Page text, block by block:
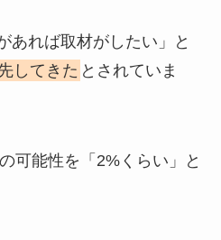
あれば取材がしたい」と
してきた とされていま
可能性を「2%くらい」と